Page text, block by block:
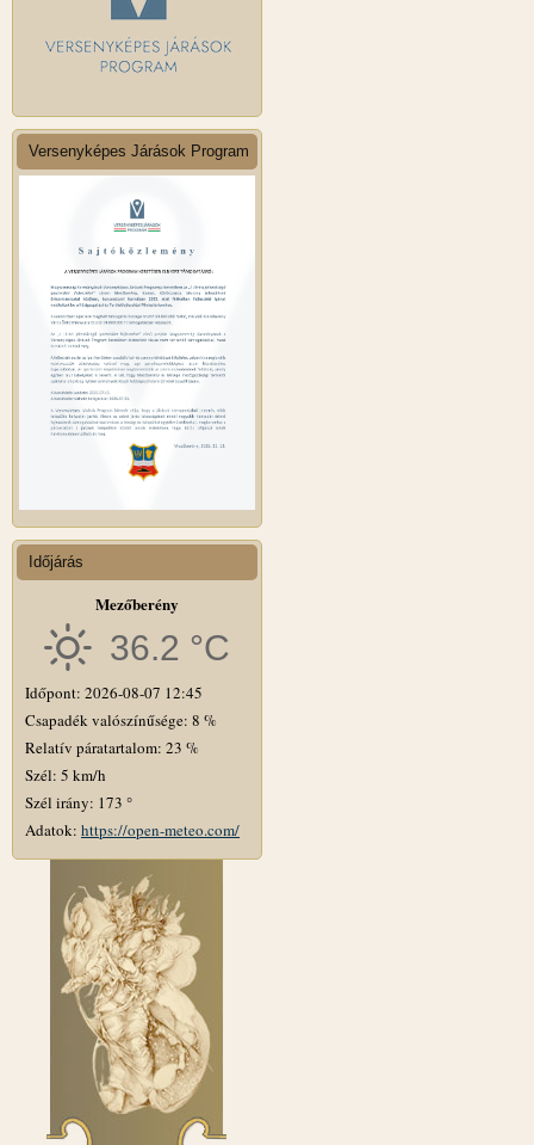
Versenyképes Járások Program
Időjárás
Mezőberény
36.2 °C
Időpont: 2026-08-07 12:45
Csapadék valószínűsége: 8 %
Relatív páratartalom: 23 %
Szél: 5 km/h
Szél irány: 173 °
Adatok: https://open-meteo.com/